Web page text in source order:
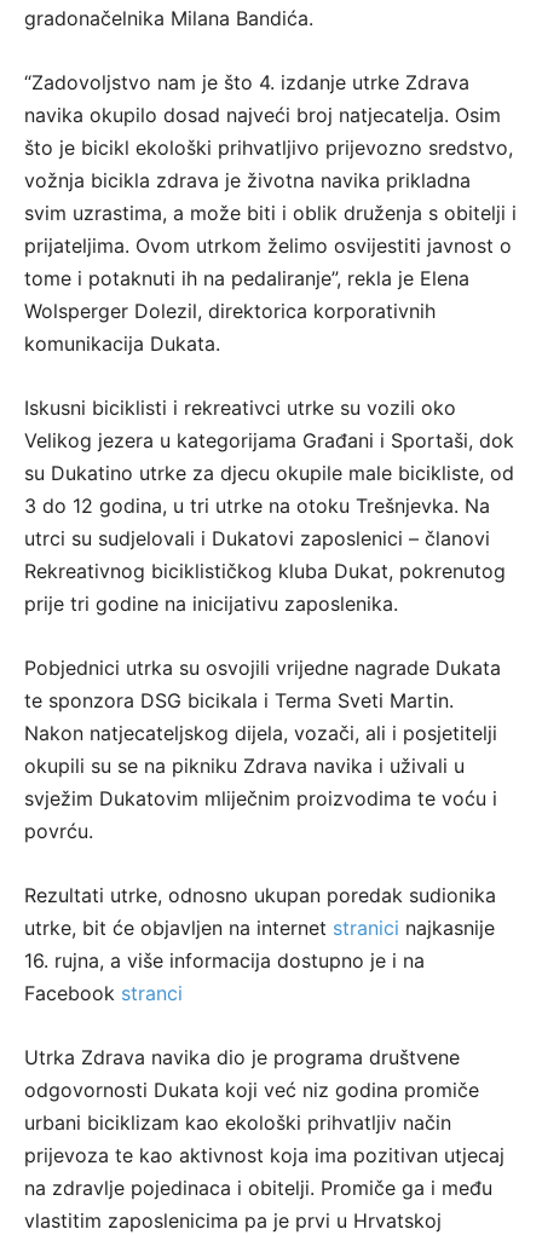
gradonačelnika Milana Bandića.
“Zadovoljstvo nam je što 4. izdanje utrke Zdrava
navika okupilo dosad najveći broj natjecatelja. Osim
što je bicikl ekološki prihvatljivo prijevozno sredstvo,
vožnja bicikla zdrava je životna navika prikladna
svim uzrastima, a može biti i oblik druženja s obitelji i
prijateljima. Ovom utrkom želimo osvijestiti javnost o
tome i potaknuti ih na pedaliranje”, rekla je Elena
Wolsperger Dolezil, direktorica korporativnih
komunikacija Dukata.
Iskusni biciklisti i rekreativci utrke su vozili oko
Velikog jezera u kategorijama Građani i Sportaši, dok
su Dukatino utrke za djecu okupile male bicikliste, od
3 do 12 godina, u tri utrke na otoku Trešnjevka. Na
utrci su sudjelovali i Dukatovi zaposlenici – članovi
Rekreativnog biciklističkog kluba Dukat, pokrenutog
prije tri godine na inicijativu zaposlenika.
Pobjednici utrka su osvojili vrijedne nagrade Dukata
te sponzora DSG bicikala i Terma Sveti Martin.
Nakon natjecateljskog dijela, vozači, ali i posjetitelji
okupili su se na pikniku Zdrava navika i uživali u
svježim Dukatovim mliječnim proizvodima te voću i
povrću.
Rezultati utrke, odnosno ukupan poredak sudionika
utrke, bit će objavljen na internet stranici najkasnije
16. rujna, a više informacija dostupno je i na
Facebook stranci
Utrka Zdrava navika dio je programa društvene
odgovornosti Dukata koji već niz godina promiče
urbani biciklizam kao ekološki prihvatljiv način
prijevoza te kao aktivnost koja ima pozitivan utjecaj
na zdravlje pojedinaca i obitelji. Promiče ga i među
vlastitim zaposlenicima pa je prvi u Hrvatskoj